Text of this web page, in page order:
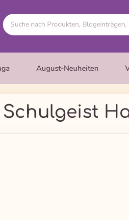
August-Neuheiten